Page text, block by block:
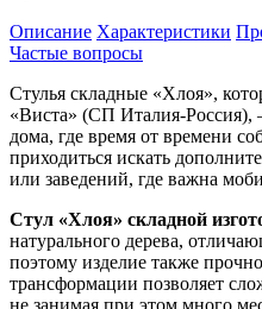
Описание Характеристики
Частые вопросы
Стулья складные «Хлоя»,
«Виста» (СП Италия-Россия),
дома, где время от времени
приходиться искать
или заведений, где важна
Стул «Хлоя» складной
натурального дерева,
поэтому изделие также
трансформации позволяет
не занимая при этом много